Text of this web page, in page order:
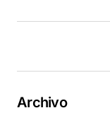
Archivo